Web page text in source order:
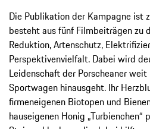
Die Publikation der Kampagne ist
besteht aus fünf Filmbeiträgen zu
Reduktion, Artenschutz,
Perspektivenvielfalt. Dabei wird
Leidenschaft der Porscheaner
Sportwagen hinausgeht. Ihr
firmeneigenen Biotopen und
hauseigenen Honig